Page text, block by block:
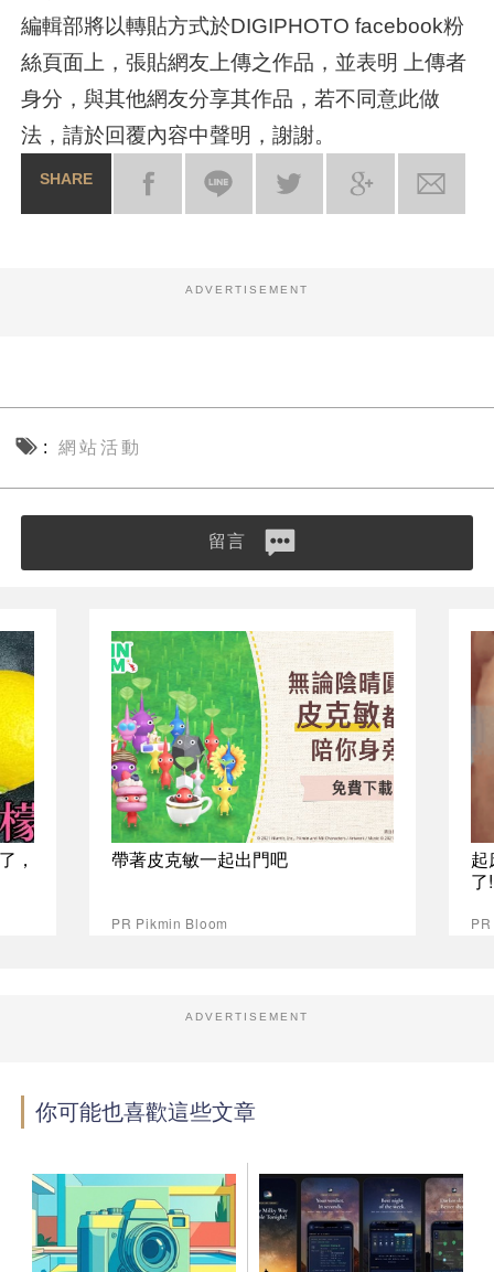
編輯部將以轉貼方式於DIGIPHOTO facebook粉
絲頁面上，張貼網友上傳之作品，並表明 上傳者
身分，與其他網友分享其作品，若不同意此做
法，請於回覆內容中聲明，謝謝。
SHARE
ADVERTISEMENT
網站活動
留言
， 帶著皮克敏一起出門吧
PR Pikmin Bloom
起
了
ADVERTISEMENT
你可能也喜歡這些文章